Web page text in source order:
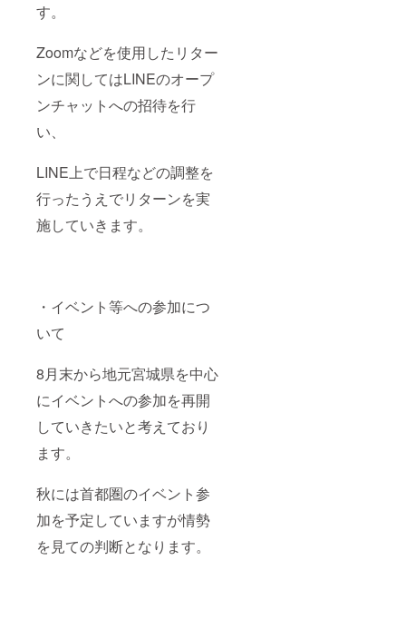
す。
Zoomなどを使用したリター
ンに関してはLINEのオープ
ンチャットへの招待を行
い、
LINE上で日程などの調整を
行ったうえでリターンを実
施していきます。
・イベント等への参加につ
いて
8月末から地元宮城県を中心
にイベントへの参加を再開
していきたいと考えており
ます。
秋には首都圏のイベント参
加を予定していますが情勢
を見ての判断となります。